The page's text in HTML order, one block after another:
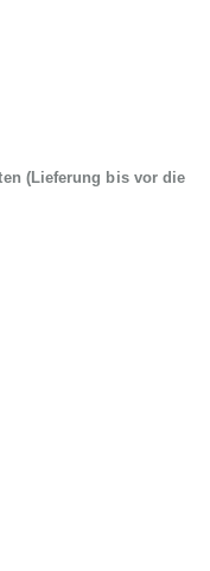
(Lieferung bis vor die